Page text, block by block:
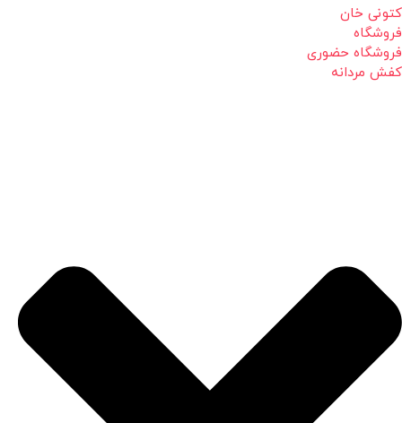
کتونی خان
فروشگاه
فروشگاه حضوری
کفش مردانه